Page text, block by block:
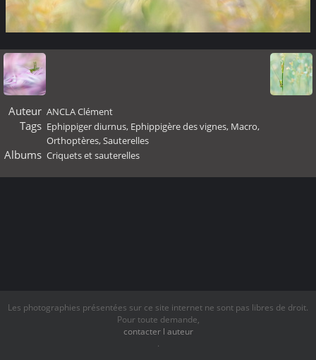
Auteur ANCLA Clément
Tags Ephippiger diurnus, Ephippigère des vignes, Macro,
Orthoptères,Sauterelles
Albums Criquets et sauterelles
Les photographies présentées sur ce site internet ne sont pas libres de droit.
Pour toute demande,
contacter l auteur
.